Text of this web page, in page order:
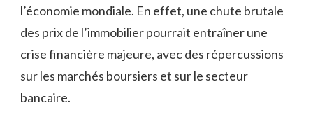
l’économie mondiale. En effet, une chute brutale
des prix de l’immobilier pourrait entraîner une
crise financière majeure, avec des répercussions
sur les marchés boursiers et sur le secteur
bancaire.